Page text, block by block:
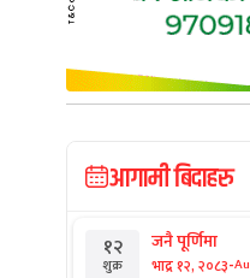
आगामी बिदाहरु
१२
शुक्र
जनै पूर्णिमा
भाद्र १२, २०८३-